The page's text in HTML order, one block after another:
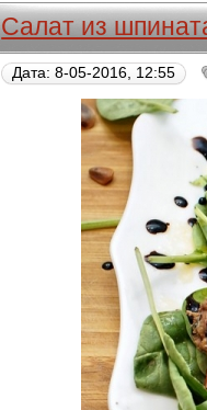
Салат из
Дата: 8-05-2016, 12:55